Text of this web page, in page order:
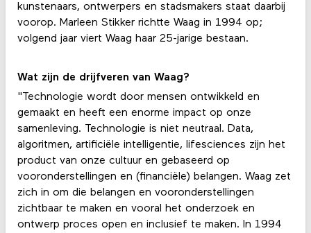
kunstenaars, ontwerpers en stadsmakers staat daarbij
voorop. Marleen Stikker richtte Waag in 1994 op;
volgend jaar viert Waag haar 25-jarige bestaan.
Wat zijn de drijfveren van Waag?
"Technologie wordt door mensen ontwikkeld en
gemaakt en heeft een enorme impact op onze
samenleving. Technologie is niet neutraal. Data,
algoritmen, artificiële intelligentie, lifesciences zijn het
product van onze cultuur en gebaseerd op
vooronderstellingen en (financiële) belangen. Waag zet
zich in om die belangen en vooronderstellingen
zichtbaar te maken en vooral het onderzoek en
ontwerp proces open en inclusief te maken. In 1994